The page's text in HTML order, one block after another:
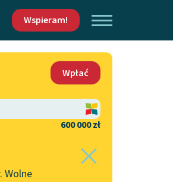
Wspieram!
Wpłać
600 000 zł
Wolne